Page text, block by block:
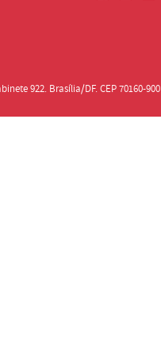
922. Brasília/DF. CEP 70160-900